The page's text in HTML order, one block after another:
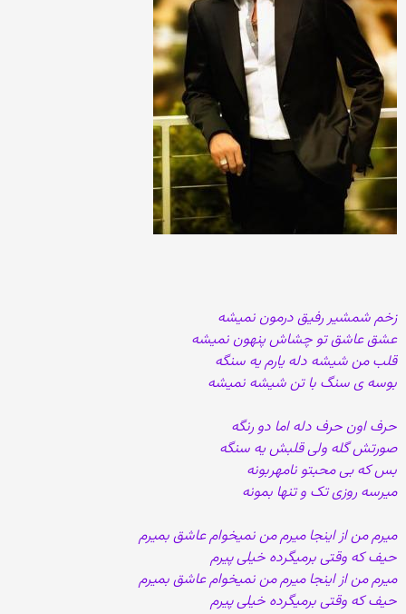
زخم شمشیر رفیق درمون نمیشه
عشق عاشق تو چشاش پنهون نمیشه
قلب من شیشه دله یارم یه سنگه
بوسه ی سنگ با تن شیشه نمیشه
حرف اون حرف دله اما دو رنگه
صورتش گله ولی قلبش یه سنگه
بس که بی محبتو نامهربونه
میرسه روزی تک و تنها بمونه
میرم من از اینجا میرم من نمیخوام عاشق بمیرم
حیف که وقتی برمیگرده خیلی پیرم
میرم من از اینجا میرم من نمیخوام عاشق بمیرم
حیف که وقتی برمیگرده خیلی پیرم